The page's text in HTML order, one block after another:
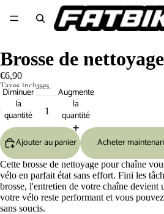
Brosse de
€6,90
Taxes incluses.
Diminuer
la
quantité
Augmenter
la
quantité
Ajouter au panier
Acheter
Cette brosse de nettoyage pour chaîne
vélo en parfait état sans effort. Fini les
brosse, l'entretien de votre chaîne devient
votre vélo reste performant et vous
sans soucis.